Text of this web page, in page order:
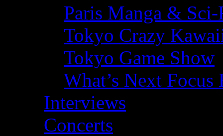
Paris Manga &
Tokyo Crazy
Tokyo Game Show
What’s Next
Interviews
Concerts